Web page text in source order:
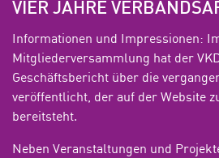
VIER JAHRE
Informationen und Impressionen:
Mitgliederversammlung hat der
Geschäftsbericht über die
veröffentlicht, der auf der Website
bereitsteht.
Neben Veranstaltungen und